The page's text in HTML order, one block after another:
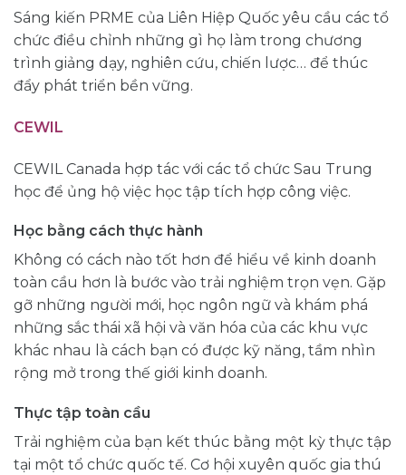
Sáng kiến ​​PRME của Liên Hiệp Quốc yêu cầu các tổ
chức điều chỉnh những gì họ làm trong chương
trình giảng dạy, nghiên cứu, chiến lược… để thúc
đẩy phát triển bền vững.
CEWIL
CEWIL Canada hợp tác với các tổ chức Sau Trung
học để ủng hộ việc học tập tích hợp công việc.
Học bằng cách thực hành
Không có cách nào tốt hơn để hiểu về kinh doanh
toàn cầu hơn là bước vào trải nghiệm trọn vẹn. Gặp
gỡ những người mới, học ngôn ngữ và khám phá
những sắc thái xã hội và văn hóa của các khu vực
khác nhau là cách bạn có được kỹ năng, tầm nhìn
rộng mở trong thế giới kinh doanh.
Thực tập toàn cầu
Trải nghiệm của bạn kết thúc bằng một kỳ thực tập
tại một tổ chức quốc tế. Cơ hội xuyên quốc gia thú